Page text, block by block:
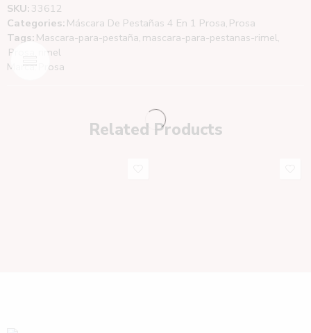
SKU: 33612
Categories: Máscara De Pestañas 4 En 1 Prosa, Prosa
Tags: Mascara-para-pestaña, mascara-para-pestanas-rimel,
Prosa
rimel
Marca:
Prosa
Related Products